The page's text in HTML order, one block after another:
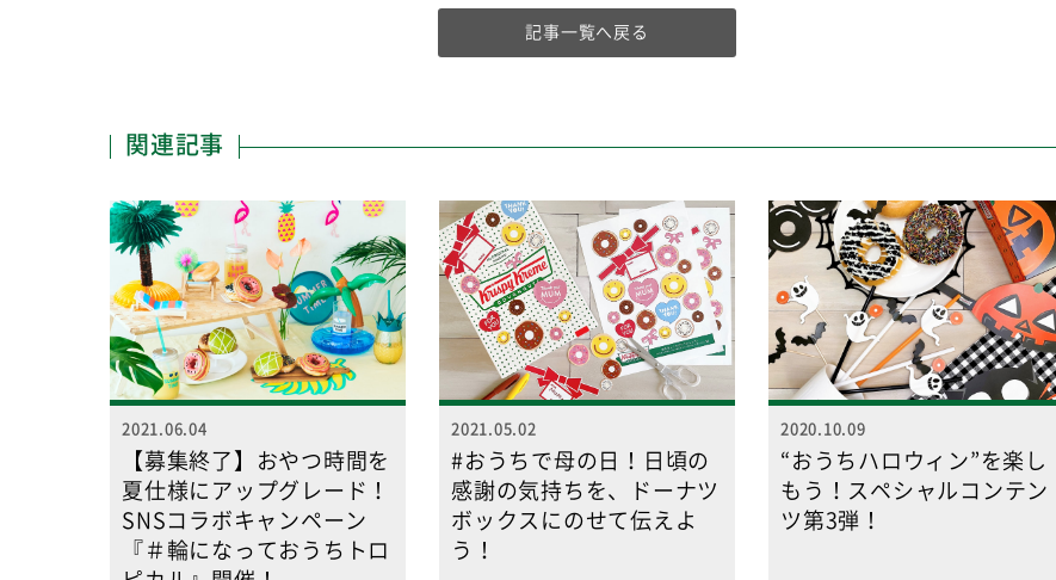
記事一覧へ戻る
関連記事
2021.06.04
【募集終了】おやつ時間を
夏仕様にアップグレード！
SNSコラボキャンペーン
『＃輪になっておうちトロ
2021.05.02
#おうちで母の日！日頃の
感謝の気持ちを、ドーナツ
ボックスにのせて伝えよ
う！
2020.10.09
“おうちハロウィン”を楽し
もう！スペシャルコンテン
ツ第3弾！